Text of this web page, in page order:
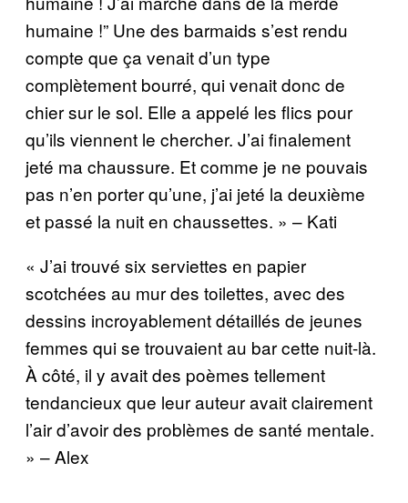
humaine !” Une des barmaids s’est rendu
compte que ça venait d’un type
complètement bourré, qui venait donc de
chier sur le sol. Elle a appelé les flics pour
qu’ils viennent le chercher. J’ai finalement
jeté ma chaussure. Et comme je ne pouvais
pas n’en porter qu’une, j’ai jeté la deuxième
et passé la nuit en chaussettes. » – Kati
« J’ai trouvé six serviettes en papier
scotchées au mur des toilettes, avec des
dessins incroyablement détaillés de jeunes
femmes qui se trouvaient au bar cette nuit-là.
À côté, il y avait des poèmes tellement
tendancieux que leur auteur avait clairement
l’air d’avoir des problèmes de santé mentale.
» – Alex